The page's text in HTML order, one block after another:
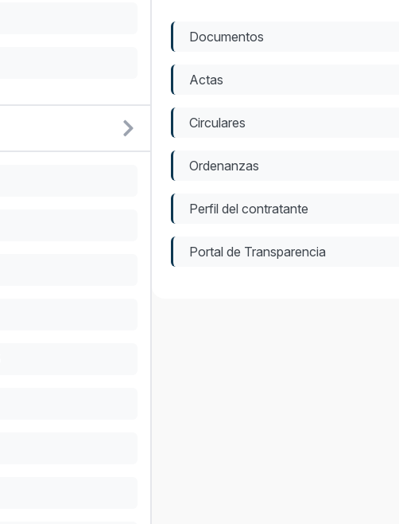
Documentos
Actas
Circulares
Ordenanzas
Perfil del contratante
Portal de Transparencia